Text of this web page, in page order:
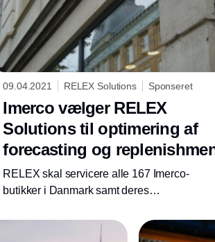
09.04.2021 RELEX Solutions Sponseret
Imerco vælger RELEX
Solutions til optimering af
forecasting og
RELEX skal servicere alle 167 Imerco-
butikker i Danmark samt deres
gren for at øge kontrollen med